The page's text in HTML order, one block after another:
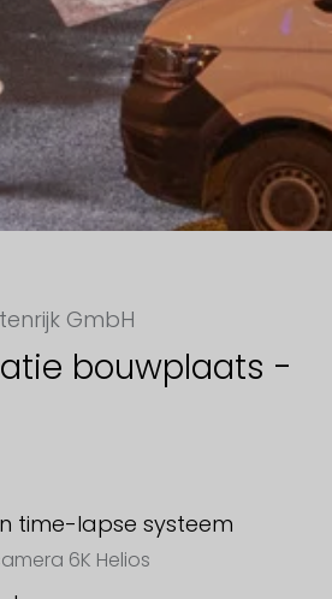
GmbH
bouwplaats -
time-lapse systeem
6K Helios